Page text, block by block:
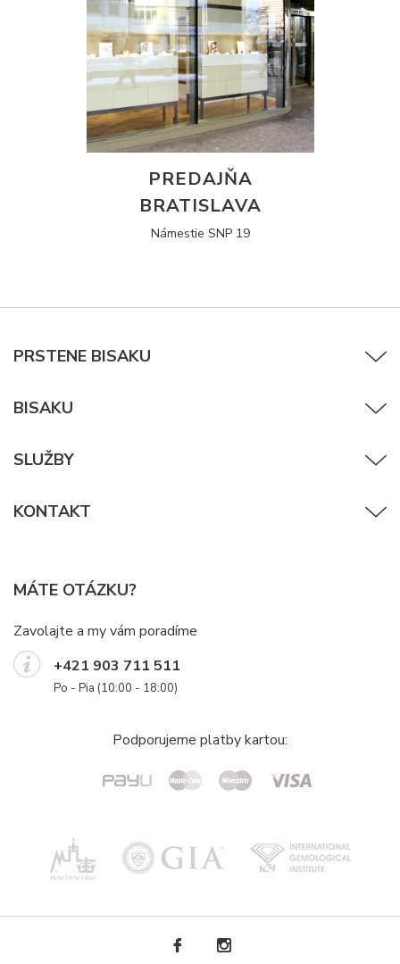
PREDAJŇA
BRATISLAVA
Námestie SNP 19
PRSTENE BISAKU
BISAKU
SLUŽBY
KONTAKT
MÁTE OTÁZKU?
Zavolajte a my vám poradíme
+421 903 711 511
Po - Pia (10:00 - 18:00)
Podporujeme platby kartou: